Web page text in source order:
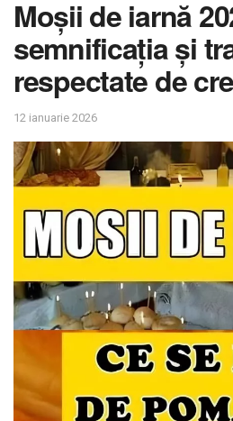
Moșii de iarnă
semnificația și
respectate de
12 ianuarie 2026